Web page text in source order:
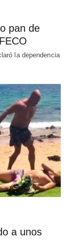
pan de
la dependencia
a unos